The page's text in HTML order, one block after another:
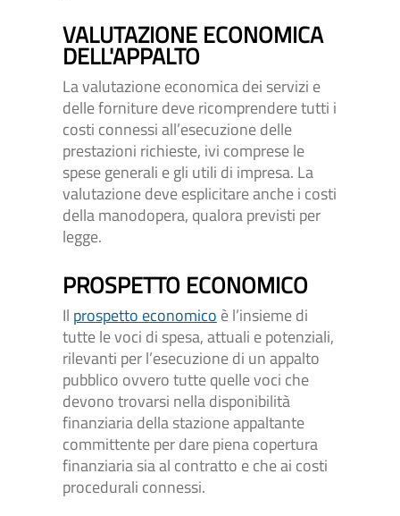
VALUTAZIONE ECONOMICA
DELL'APPALTO
La valutazione economica dei servizi e
delle forniture deve ricomprendere tutti i
costi connessi all’esecuzione delle
prestazioni richieste, ivi comprese le
spese generali e gli utili di impresa. La
valutazione deve esplicitare anche i costi
della manodopera, qualora previsti per
legge.
PROSPETTO ECONOMICO
Il prospetto economico è l’insieme di
tutte le voci di spesa, attuali e potenziali,
rilevanti per l’esecuzione di un appalto
pubblico ovvero tutte quelle voci che
devono trovarsi nella disponibilità
finanziaria della stazione appaltante
committente per dare piena copertura
finanziaria sia al contratto e che ai costi
procedurali connessi.